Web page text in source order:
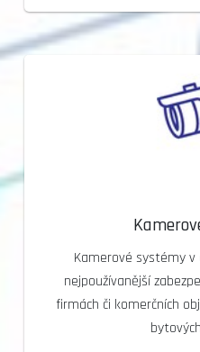
Kamerové systémy
nejpoužívanější
firmách či komerčních